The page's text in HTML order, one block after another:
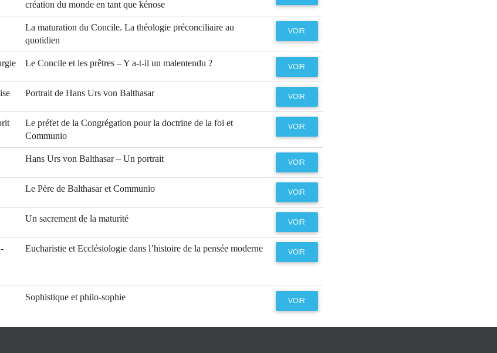
création du monde en tant que kénose
La maturation du Concile. La théologie préconciliaire au
quotidien
VOIR
Le Concile et les prêtres – Y a-t-il un malentendu ? VOIR
Portrait de Hans Urs von Balthasar VOIR
Le préfet de la Congrégation pour la doctrine de la foi et
Communio
VOIR
Hans Urs von Balthasar – Un portrait VOIR
Le Père de Balthasar et Communio VOIR
Un sacrement de la maturité VOIR
Eucharistie et Ecclésiologie dans l’histoire de la pensée moderne VOIR
Sophistique et philo-sophie VOIR